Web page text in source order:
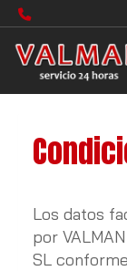
Los datos
por
SL